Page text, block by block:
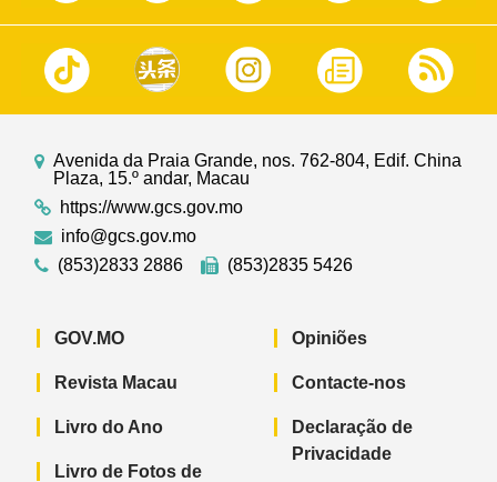
Avenida da Praia Grande, nos. 762-804, Edif. China
Plaza, 15.º andar, Macau
https://www.gcs.gov.mo
info@gcs.gov.mo
(853)2833 2886
(853)2835 5426
GOV.MO
Revista Macau
Livro do Ano
Livro de Fotos de
Opiniões
Contacte-nos
Declaração de
Privacidade